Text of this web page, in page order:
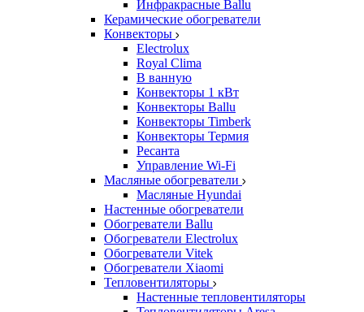
Инфракрасные Ballu
Керамические обогреватели
Конвекторы
Electrolux
Royal Clima
В ванную
Конвекторы 1 кВт
Конвекторы Ballu
Конвекторы Timberk
Конвекторы Термия
Ресанта
Управление Wi-Fi
Масляные обогреватели
Масляные Hyundai
Настенные обогреватели
Обогреватели Ballu
Обогреватели Electrolux
Обогреватели Vitek
Обогреватели Xiaomi
Тепловентиляторы
Настенные тепловентиляторы